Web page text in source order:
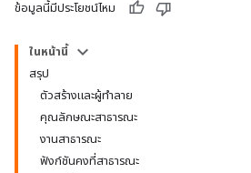
ข้อมูลนี้มีประโยชน์ไหม
ในหน้านี้
สรุป
ตัวสร้างและผู้ทำลาย
คุณลักษณะสาธารณะ
งานสาธารณะ
ฟังก์ชันคงที่สาธารณะ